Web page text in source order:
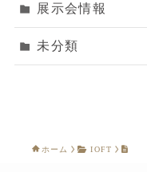
展示会情報
未分類
ホーム IOFT